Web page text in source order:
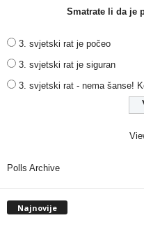
Smatrate li da je
3. svjetski rat je počeo
3. svjetski rat je siguran
3. svjetski rat - nema šanse!
Polls Archive
Najnovije